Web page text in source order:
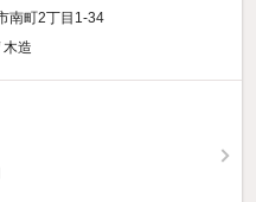
南町2丁目1-34
木造